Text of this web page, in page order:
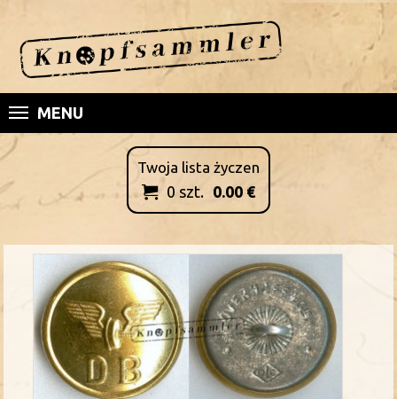
MENU
Twoja lista życzen
 0 szt. 0.00 €